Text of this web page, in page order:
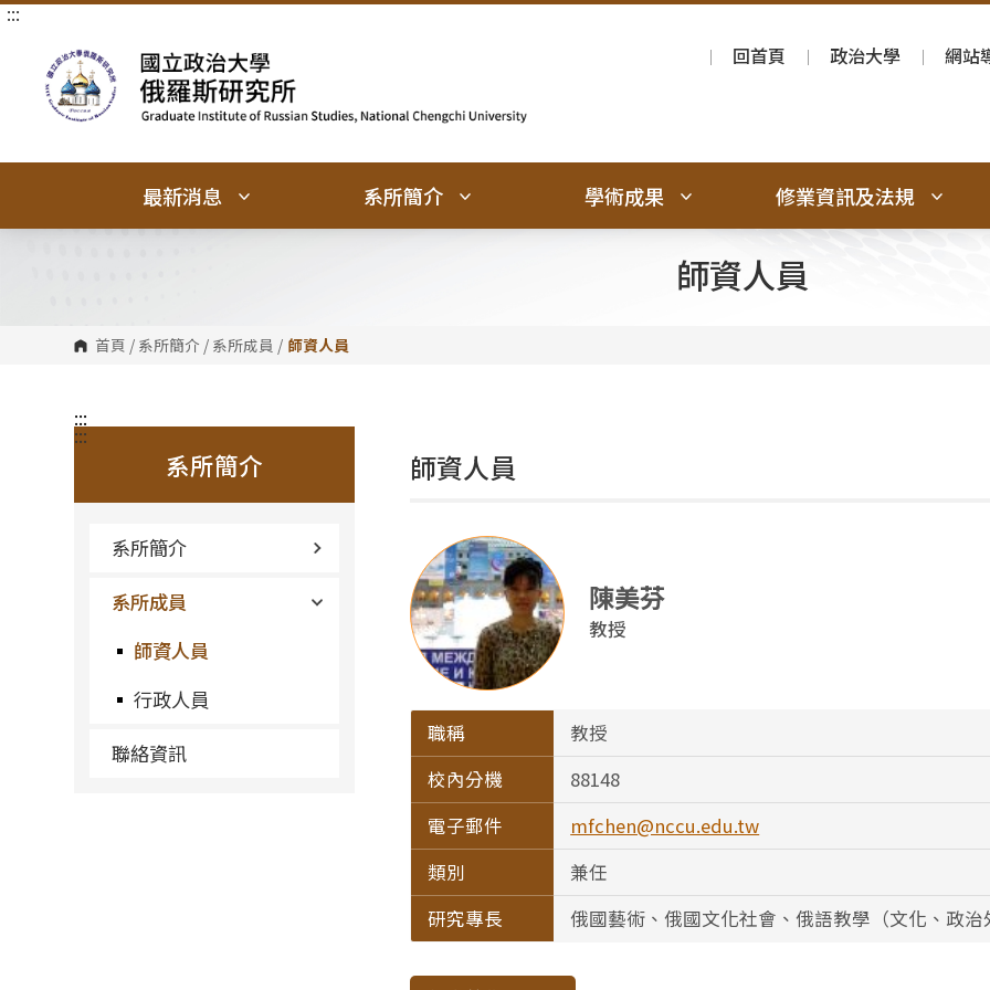
跳
跳
:::
回首頁
政治大學 網站
最新消息 系所簡介 學術成果 修業資訊及法規
師資人員
首頁 / 系所簡介 / 系所成員 / 師資人員
:::
系所簡介
系所簡介
系所成員
師資人員
行政人員
聯絡資訊
:::
師資人員
陳美芬
教授
職稱
教授
校內分機
88148
電子郵件
mfchen@nccu.edu.tw
類別
兼任
研究專長
俄國藝術、俄國文化社會、俄語教學（文化、政治